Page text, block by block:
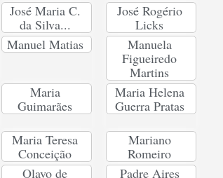
José Maria C.
da Silva...
José Rogério
Licks
Manuel Matias
Manuela
Figueiredo
Martins
Maria
Guimarães
Maria Helena
Guerra Pratas
Maria Teresa
Conceição
Mariano
Romeiro
Olavo de Padre Aires